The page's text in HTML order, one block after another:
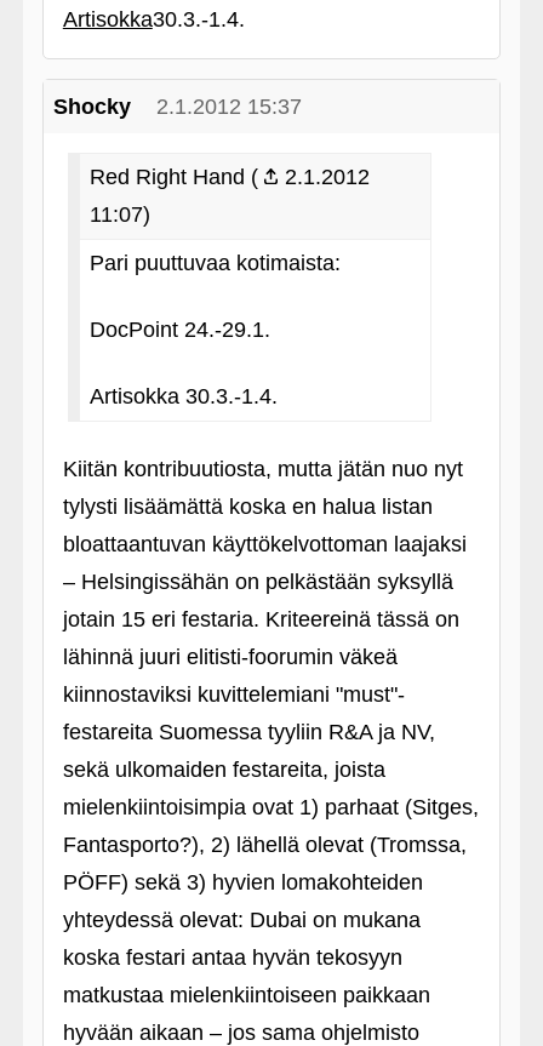
Artisokka30.3.-1.4.
Shocky 2.1.2012 15:37
Red Right Hand (
2.1.2012
11:07)
Pari puuttuvaa kotimaista:
DocPoint 24.-29.1.
Artisokka 30.3.-1.4.
Kiitän kontribuutiosta, mutta jätän nuo nyt
tylysti lisäämättä koska en halua listan
bloattaantuvan käyttökelvottoman laajaksi
– Helsingissähän on pelkästään syksyllä
jotain 15 eri festaria. Kriteereinä tässä on
lähinnä juuri elitisti-foorumin väkeä
kiinnostaviksi kuvittelemiani "must"-
festareita Suomessa tyyliin R&A ja NV,
sekä ulkomaiden festareita, joista
mielenkiintoisimpia ovat 1) parhaat (Sitges,
Fantasporto?), 2) lähellä olevat (Tromssa,
PÖFF) sekä 3) hyvien lomakohteiden
yhteydessä olevat: Dubai on mukana
koska festari antaa hyvän tekosyyn
matkustaa mielenkiintoiseen paikkaan
hyvään aikaan – jos sama ohjelmisto